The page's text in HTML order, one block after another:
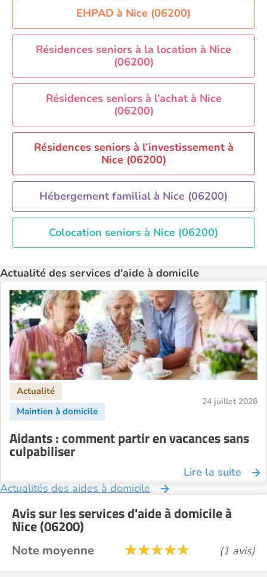
Aide à domicile Orléans
Aide à domicile Paris
Aide à domicile Perpignan
Aide à domicile Rennes
Aide à domicile Saint-Etienne
Aide à domicile Toulouse
Recherche par ville
EHPAD à Nice (06200)
Résidences seniors à la location à Nice
(06200)
Résidences seniors à l’achat à Nice
(06200)
Résidences seniors à l’investissement à
Nice (06200)
Hébergement familial à Nice (06200)
Colocation seniors à Nice (06200)
Actualité des services d'aide à domicile
24 juillet 2026
Aidants : comment partir en vacances sans
culpabiliser
Lire la suite
Actualités des aides à domicile
Avis sur les services d'aide à domicile à
Nice (06200)
Note moyenne (1 avis)